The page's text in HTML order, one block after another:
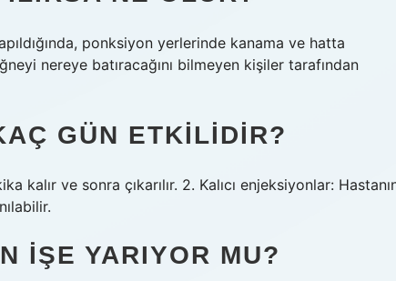
ponksiyon yerlerinde kanama ve hatta
nereye batıracağını bilmeyen kişiler tarafından
GÜN ETKILIDIR?
kalır ve sonra çıkarılır. 2. Kalıcı enjeksiyonlar:
IŞE YARIYOR MU?